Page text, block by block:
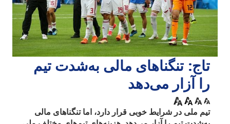
تاج: تنگناهای مالی به‌شدت تیم
را آزار می‌دهد
تیم ملی در شرایط خوبی قرار دارد، اما تنگناهای مالی